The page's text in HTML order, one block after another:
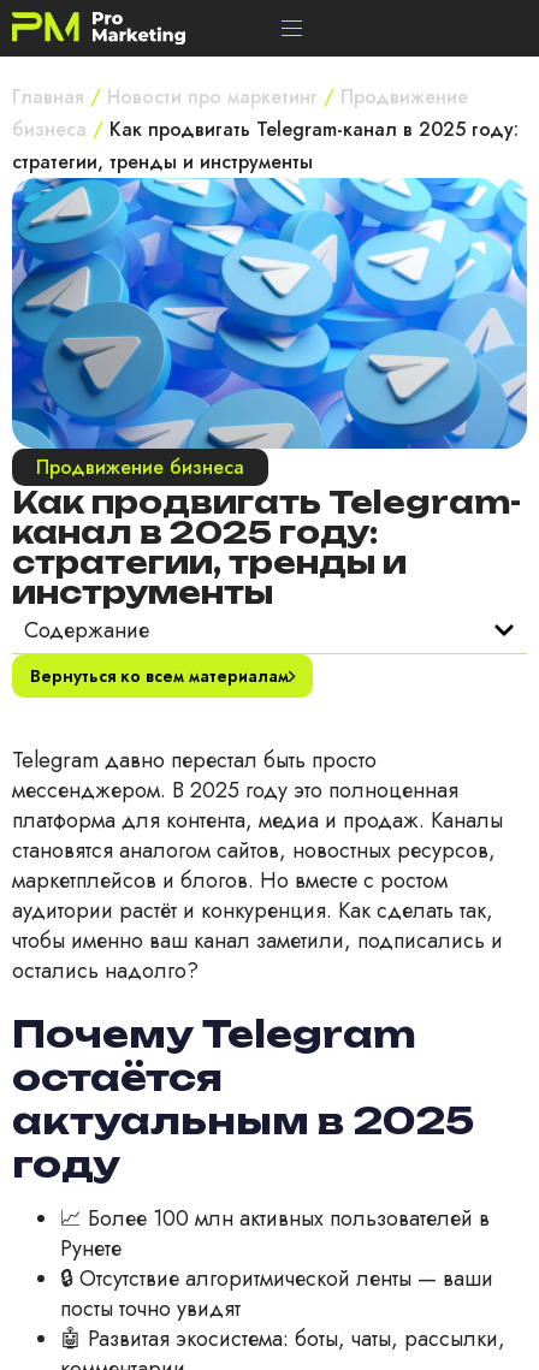
Главная / Новости про маркетинг / Продвижение
бизнеса / Как продвигать Telegram-канал в 2025 году:
стратегии, тренды и инструменты
Продвижение бизнеса
Как продвигать Telegram-
канал в 2025 году:
стратегии, тренды и
инструменты
Содержание
Вернуться ко всем материалам
Telegram давно перестал быть просто
мессенджером. В 2025 году это полноценная
платформа для контента, медиа и продаж. Каналы
становятся аналогом сайтов, новостных ресурсов,
маркетплейсов и блогов. Но вместе с ростом
аудитории растёт и конкуренция. Как сделать так,
чтобы именно ваш канал заметили, подписались и
остались надолго?
Почему Telegram
остаётся
актуальным в 2025
году
📈 Более 100 млн активных пользователей в
Рунете
🔒 Отсутствие алгоритмической ленты — ваши
посты точно увидят
🤖 Развитая экосистема: боты, чаты, рассылки,